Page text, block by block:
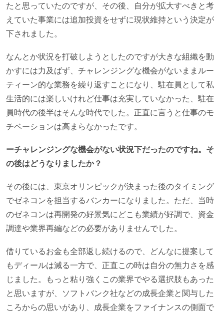
たと思っていたのですが、その後、自分が拡大すべきと考
えていた事業には追加投資をせずに現状維持という決定が
下されました。
なんとか状況を打破しようとしたのですが大きな組織を動
かすには力及ばず、チャレンジングな機会がないままルー
ティーン的な業務を繰り返すことになり、駐在員として私
生活的には楽しいけれど仕事は充実していなかった、駐在
員時代の後半はそんな時代でした。正直に言うと仕事のモ
チベーションは高まらなかったです。
ーチャレンジングな機会がない状況下だったのですね。そ
の後はどうなりましたか？
その後には、東京オリンピックが決まった後のタイミング
でゼネコンを担当するバンカーになりました。ただ、当時
のゼネコンは再開発の好景気にどこも業績が好調で、資金
調達や業界再編などの必要がありませんでした。
借りているお金も全部返し続けるので、どんなに提案して
もディールは減る一方で、正直この時は自分の無力さを感
じました。もっと粘り強くこの業界でやる選択肢もあった
と思いますが、ソフトバンク社などの成長企業と関与した
ころからの思いがあり、成長企業をファイナンスの側面で